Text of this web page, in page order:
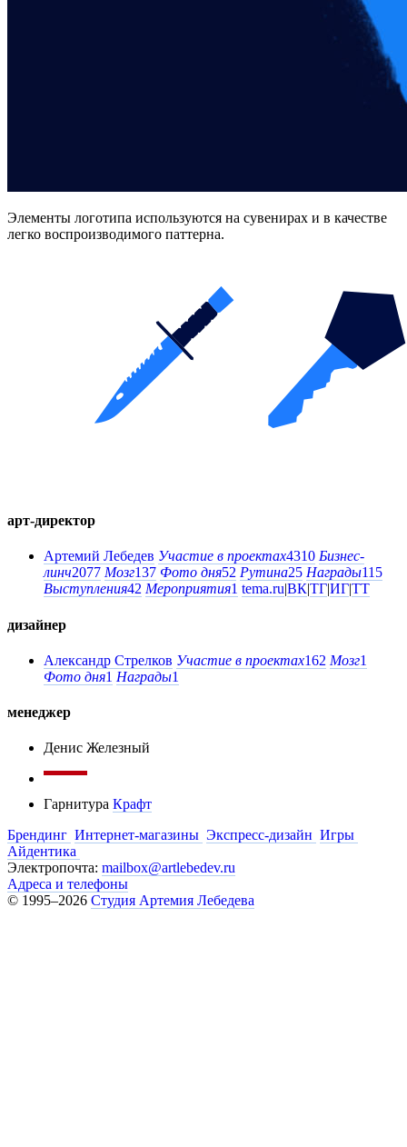
Элементы логотипа используются на сувенирах и в качестве
легко воспроизводимого паттерна.
арт-директор
Артемий Лебедев Участие в проектах4310 Бизнес-
линч2077 Мозг137 Фото дня52 Рутина25 Награды115
Выступления42 Мероприятия1 tema.ru|ВК|ТГ|ИГ|ТТ
дизайнер
Александр Стрелков Участие в проектах162 Мозг1
Фото дня1 Награды1
менеджер
Денис Железный
Гарнитура Крафт
Брендинг Интернет-магазины Экспресс-дизайн Игры
Айдентика
Электропочта: mailbox@artlebedev.ru
Адреса и телефоны
© 1995–2026 Студия Артемия Лебедева